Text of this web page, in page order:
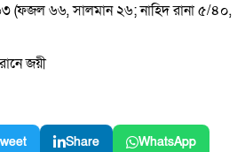
(ফজল ৬৬, সালমান ২৬; নাহিদ রানা ৫/৪০,
জয়ী
Share WhatsApp